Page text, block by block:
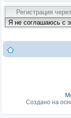
Создано на